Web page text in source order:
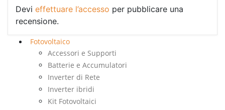
Devi effettuare l’accesso per pubblicare una
recensione.
Fotovoltaico
Accessori e Supporti
Batterie e Accumulatori
Inverter di Rete
Inverter ibridi
Kit Fotovoltaici